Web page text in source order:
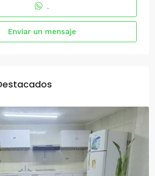
.
Enviar un mensaje